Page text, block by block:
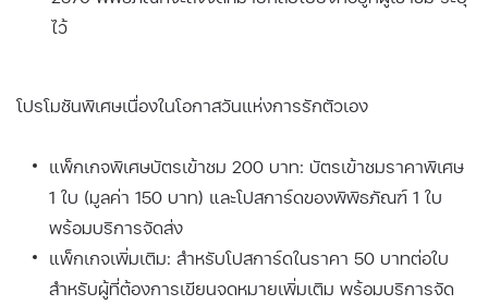
ไว้
โปรโมชันพิเศษเนื่องในโอกาสวันแห่งการรักตัวเอง
แพ็กเกจพิเศษบัตรเข้าชม 200 บาท: บัตรเข้าชมราคาพิเศษ
1 ใบ (มูลค่า 150 บาท) และโปสการ์ดของพิพิธภัณฑ์ 1 ใบ
พร้อมบริการจัดส่ง
แพ็กเกจเพิ่มเติม: สำหรับโปสการ์ดในราคา 50 บาทต่อใบ
สำหรับผู้ที่ต้องการเขียนจดหมายเพิ่มเติม พร้อมบริการจัด